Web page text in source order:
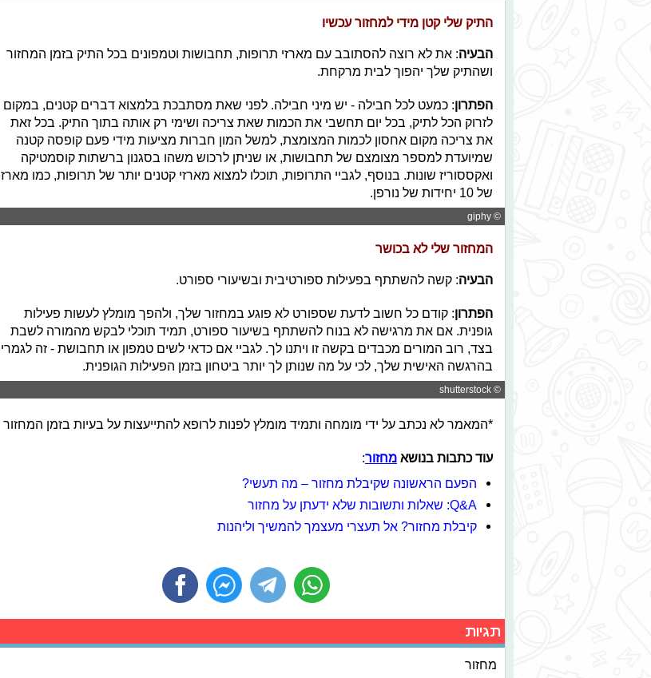
התיק שלי קטן מידי למחזור עכשיו
הבעיה: את לא רוצה להסתובב עם מארזי תרופות, תחבושות וטמפונים בכל התיק בזמן המחזור
ושהתיק שלך יהפוך לבית מרקחת.
הפתרון: כמעט לכל חבילה - יש מיני חבילה. לפני שאת מסתבכת בלמצוא דברים קטנים, במקום
לזרוק הכל לתיק, בכל יום תחשבי את הכמות שאת צריכה ושימי רק אותה בתוך התיק. בכל זאת
את צריכה מקום אחסון לכמות המצומצת, למשל המון חברות מציעות מידי פעם קופסה קטנה
שמיועדת למספר מצומצם של תחבושות, או שניתן לרכוש משהו בסגנון ברשתות קוסמטיקה
ואקססוריז שונות. בנוסף, לגביי התרופות, תוכלו למצוא מארזי קטנים יותר של תרופות, כמו מארז
של 10 יחידות של נורפן.
© giphy
המחזור שלי לא בכושר
הבעיה: קשה להשתתף בפעילות ספורטיבית ובשיעורי ספורט.
הפתרון: קודם כל חשוב לדעת שספורט לא פוגע במחזור שלך, ולהפך מומלץ לעשות פעילות
גופנית. אם את מרגישה לא בנוח להשתתף בשיעור ספורט, תמיד תוכלי לבקש מהמורה לשבת
בצד, רוב המורים מכבדים בקשה זו ויתנו לך. לגביי אם כדאי לשים טמפון או תחבושת - זה לגמרי
בהרגשה האישית שלך, לכי על מה שנותן לך יותר ביטחון בזמן הפעילות הגופנית.
© shutterstock
*המאמר לא נכתב על ידי מומחה ותמיד מומלץ לפנות לרופא להתייעצות על בעיות בזמן המחזור
עוד כתבות בנושא מחזור:
הפעם הראשונה שקיבלת מחזור – מה תעשי?
Q&A: שאלות ותשובות שלא ידעתן על מחזור
קיבלת מחזור? אל תעצרי מעצמך להמשיך וליהנות
תגיות
מחזור